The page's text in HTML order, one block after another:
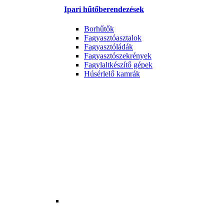
Ipari hűtőberendezések
Borhűtők
Fagyasztóasztalok
Fagyasztóládák
Fagyasztószekrények
Fagylaltkészítő gépek
Húsérlelő kamrák